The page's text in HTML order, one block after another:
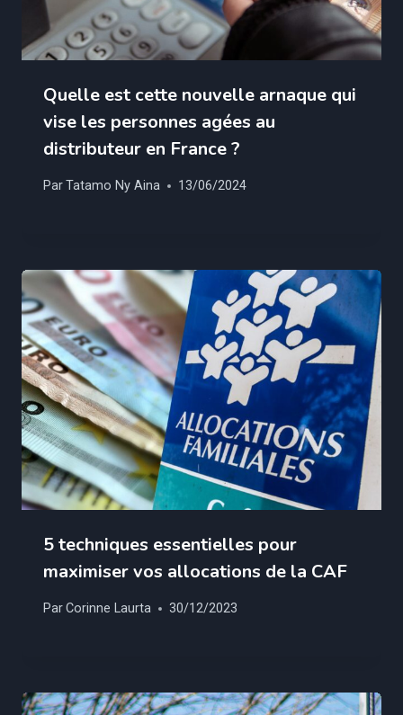
Quelle est cette nouvelle arnaque qui
vise les personnes agées au
distributeur en France ?
ParTatamo Ny Aina 13/06/2024
5 techniques essentielles pour
maximiser vos allocations de la CAF
ParCorinne Laurta 30/12/2023